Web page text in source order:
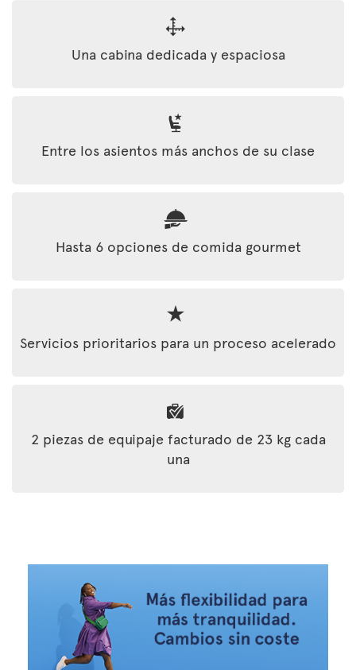
Una cabina dedicada y espaciosa
Entre los asientos más anchos de su clase
Hasta 6 opciones de comida gourmet
Servicios prioritarios para un proceso acelerado
2 piezas de equipaje facturado de 23 kg cada
una